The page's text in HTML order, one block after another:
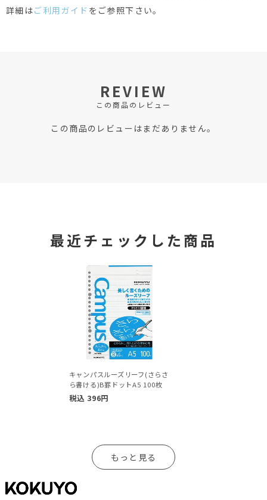
詳細はご利用ガイド をご参照下さい。
REVIEW
この商品のレビュー
この商品のレビューはまだありません。
最近チェックした商品
キャンパスルーズリーフ(さらさ
ら書ける)B罫ドットA5 100枚
税込 396円
もっと見る